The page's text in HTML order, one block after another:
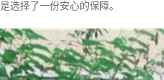
选择了一份安心的保障。